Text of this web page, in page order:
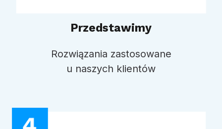
Przedstawimy
Rozwiązania zastosowane
u naszych klientów